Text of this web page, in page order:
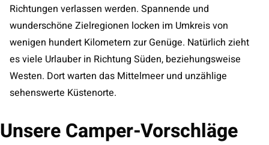
Richtungen verlassen werden. Spannende und
wunderschöne Zielregionen locken im Umkreis von
wenigen hundert Kilometern zur Genüge. Natürlich zieht
es viele Urlauber in Richtung Süden, beziehungsweise
Westen. Dort warten das Mittelmeer und unzählige
sehenswerte Küstenorte.
Unsere Camper-Vorschläge